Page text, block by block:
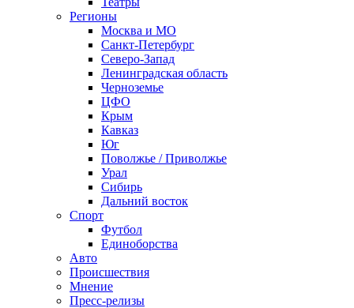
Регионы
Москва и МО
Санкт-Петербург
Северо-Запад
Ленинградская область
Черноземье
ЦФО
Крым
Кавказ
Юг
Поволжье / Приволжье
Урал
Сибирь
Дальний восток
Спорт
Футбол
Единоборства
Авто
Происшествия
Мнение
Пресс-релизы